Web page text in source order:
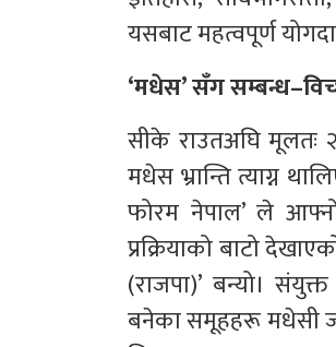
यसबाट महत्वपूर्ण
‘मधेस’ सँग
सीके राउतअघि मूलतः
मधेस भ्रान्ति त्याग्न
फोरम नेपाल’ ले
प्रक्रियाको बाटो
(राजपा)’ बन्यो।
बनेका समूहहरू मधेसी